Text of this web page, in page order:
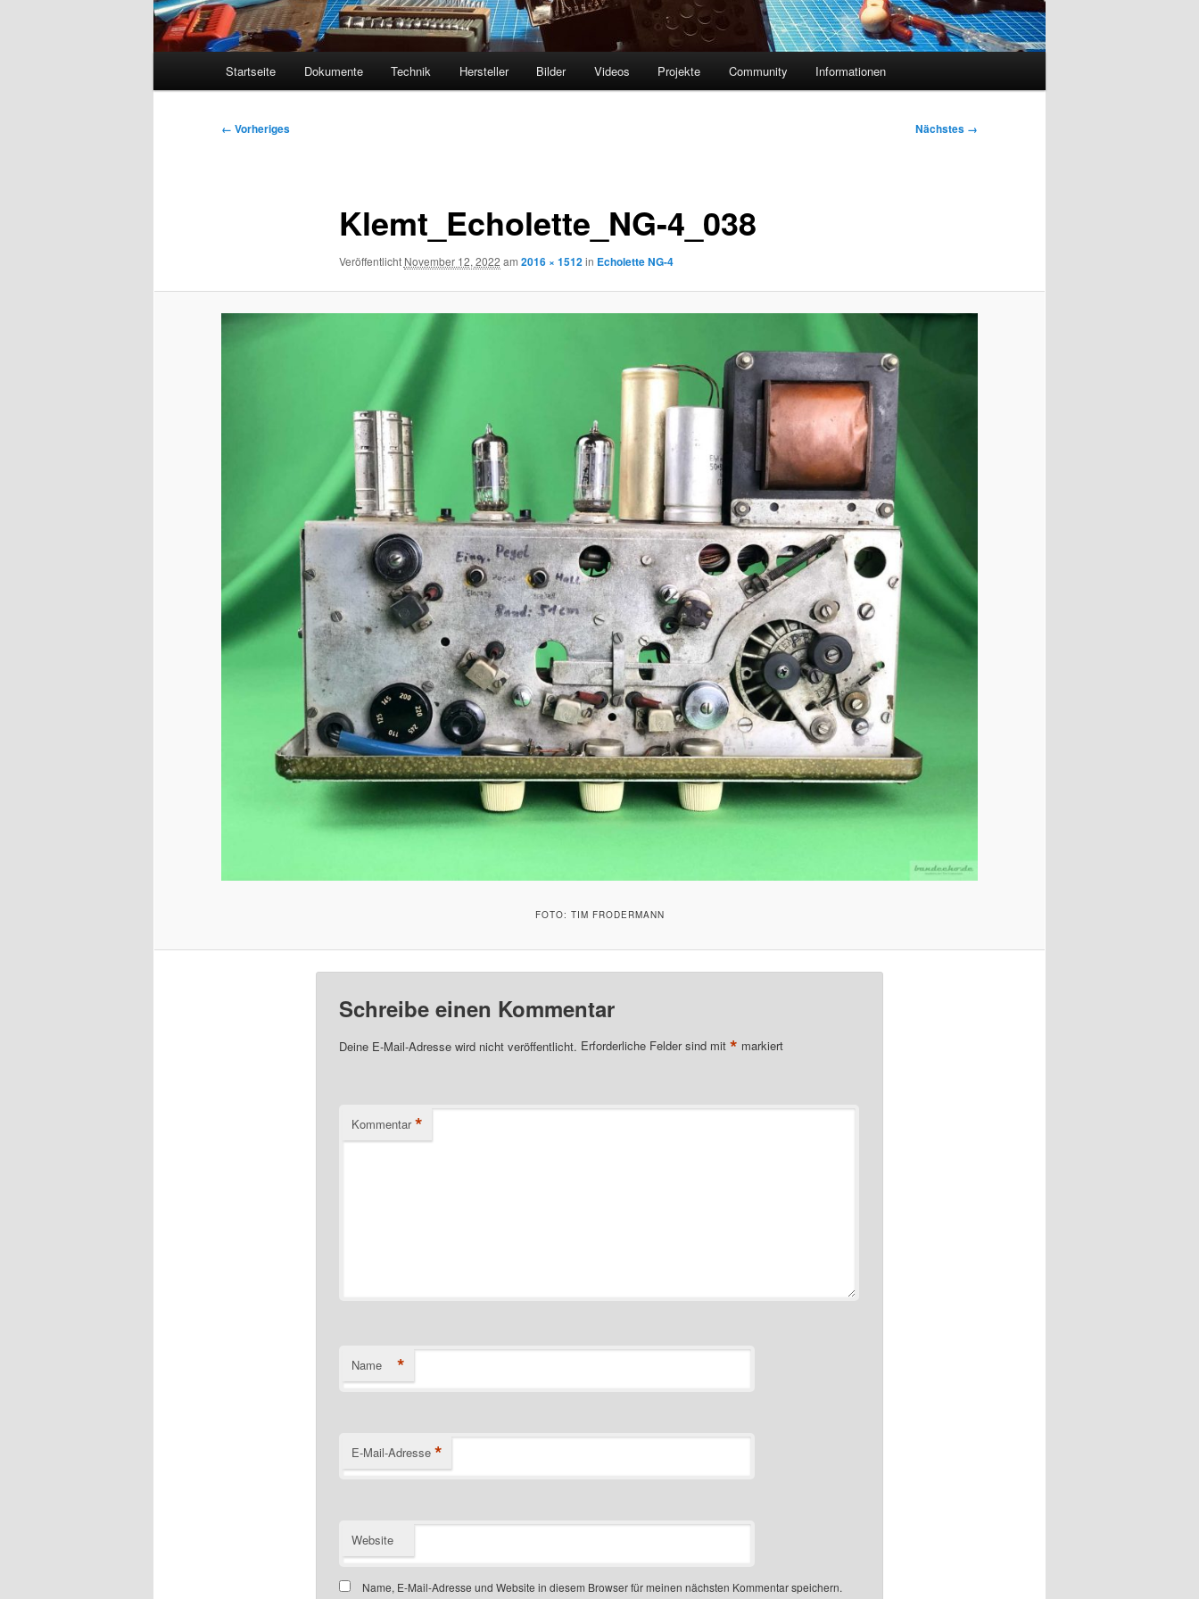
Startseite Dokumente Technik Hersteller Bilder Videos Projekte Community Informationen
Bilder-
← Vorheriges Nächstes →
Klemt_Echolette_NG-4_038
Veröffentlicht November 12, 2022 am 2016 × 1512in Echolette NG-4
FOTO: TIM FRODERMANN
Schreibe einen Kommentar
Deine E-Mail-Adresse wird nicht veröffentlicht. Erforderliche Felder sind mit * markiert
Kommentar *
Name *
E-Mail-Adresse *
Website
Name, E-Mail-Adresse und Website in diesem Browser für meinen nächsten Kommentar speichern.